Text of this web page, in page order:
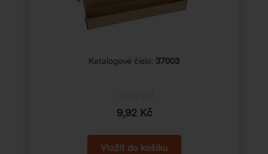
Katalogové číslo: 37003
9,92 Kč